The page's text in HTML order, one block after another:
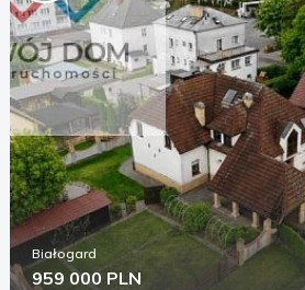
Białogard
959 000 PLN